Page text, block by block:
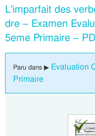
L’imparfait des
dre – Examen
5eme Primaire –
Paru dans ▶ Evaluation
Primaire